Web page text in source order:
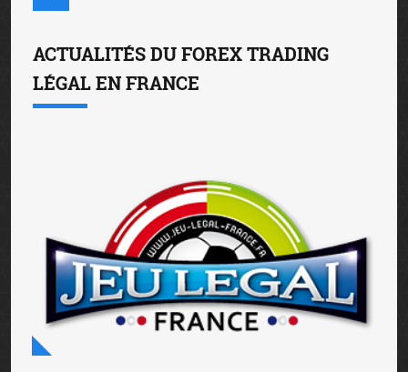
ACTUALITÉS DU FOREX TRADING
LÉGAL EN FRANCE